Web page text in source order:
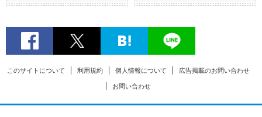
このサイトについて 利用規約 個人情報について 広告掲載のお問い合わせ
お問い合わせ